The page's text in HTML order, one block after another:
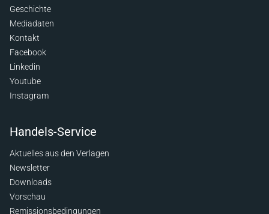
Geschichte
Mediadaten
Kontakt
Facebook
Linkedin
Youtube
Instagram
Handels-Service
Aktuelles aus den Verlagen
Newsletter
Downloads
Vorschau
Remissionsbedingungen